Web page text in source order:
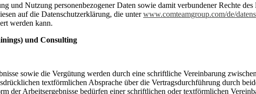
und Nutzung personenbezogener Daten sowie damit verbundener Rechte
auf die Datenschutzerklärung, die unterwww.comteamgroup.com/de/
werden kann.
und Consulting
sowie die Vergütung werden durch eine schriftliche Vereinbarung
textförmlichen Absprache über die Vertragsdurchführung durch
der Arbeitsergebnisse bedürfen einer schriftlichen oder textförmlichen